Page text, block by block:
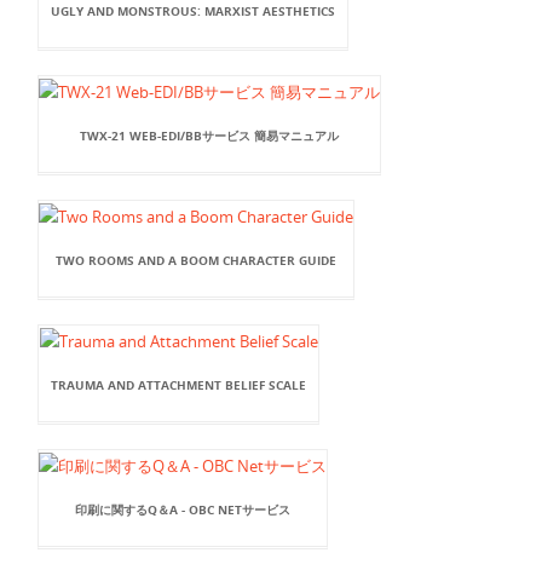
UGLY AND MONSTROUS: MARXIST AESTHETICS
TWX-21 WEB-EDI/BBサービス 簡易マニュアル
TWO ROOMS AND A BOOM CHARACTER GUIDE
TRAUMA AND ATTACHMENT BELIEF SCALE
印刷に関するQ＆A - OBC NETサービス